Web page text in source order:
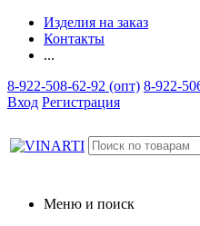
Изделия на заказ
Контакты
...
8-922-508-62-92 (опт) 8-922-
Вход Регистрация
Меню и поиск